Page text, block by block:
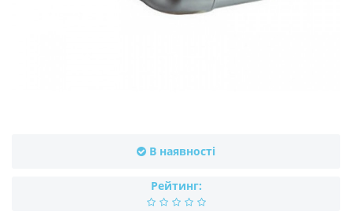
В наявності
Рейтинг: